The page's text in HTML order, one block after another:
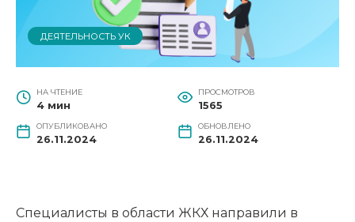
ДЕЯТЕЛЬНОСТЬ УК
НА ЧТЕНИЕ
4 мин
ПРОСМОТРОВ
1565
ОПУБЛИКОВАНО
26.11.2024
ОБНОВЛЕНО
26.11.2024
Специалисты в области ЖКХ направили в